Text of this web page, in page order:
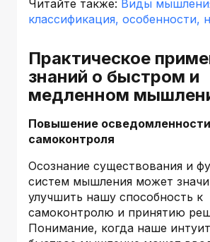
Читайте также: Виды
классификация, особенности,
Практическое
знаний о быстром и
медленном
Повышение
самоконтроля
Осознание существования и
систем мышления может
улучшить нашу способность к
самоконтролю и принятию
Понимание, когда наше